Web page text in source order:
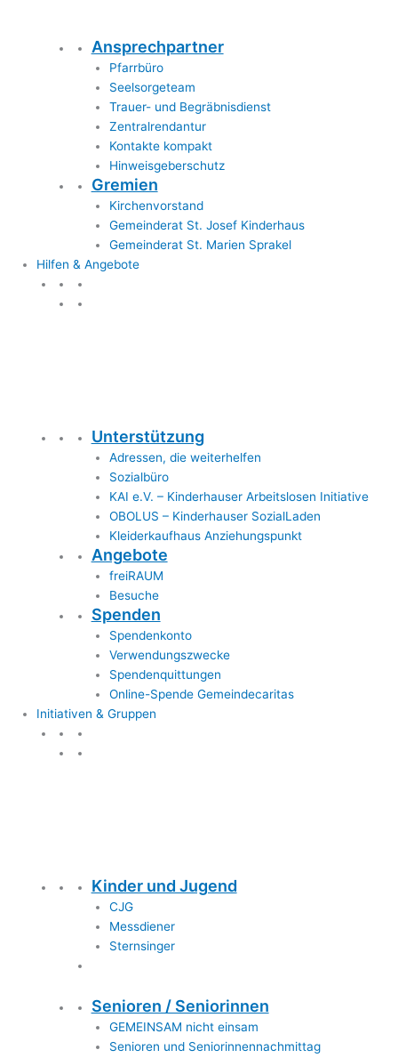
Ansprechpartner
Pfarrbüro
Seelsorgeteam
Trauer- und Begräbnisdienst
Zentralrendantur
Kontakte kompakt
Hinweisgeberschutz
Gremien
Kirchenvorstand
Gemeinderat St. Josef Kinderhaus
Gemeinderat St. Marien Sprakel
Hilfen & Angebote
Unterstützung
Adressen, die weiterhelfen
Sozialbüro
KAI e.V. – Kinderhauser Arbeitslosen Initiative
OBOLUS – Kinderhauser SozialLaden
Kleiderkaufhaus Anziehungspunkt
Angebote
freiRAUM
Besuche
Spenden
Spendenkonto
Verwendungszwecke
Spendenquittungen
Online-Spende Gemeindecaritas
Initiativen & Gruppen
Kinder und Jugend
CJG
Messdiener
Sternsinger
Senioren / Seniorinnen
GEMEINSAM nicht einsam
Senioren und Seniorinnennachmittag